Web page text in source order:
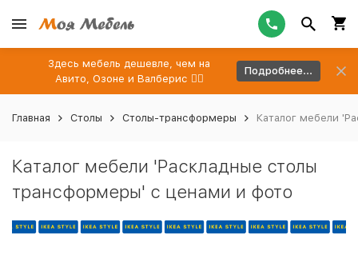
Здесь мебель дешевле, чем на
Авито, Озоне и Валберис 👉🏻
Подробнее...
Главная Столы Столы-трансформеры Каталог мебели
Каталог мебели 'Раскладные столы
трансформеры' с ценами и фото